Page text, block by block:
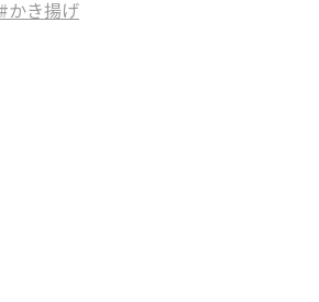
#かき揚げ